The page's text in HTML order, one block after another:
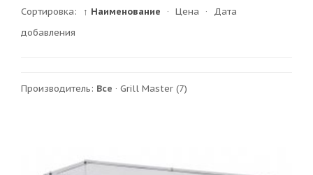
Сортировка: ↑ Наименование · Цена ·
Дата
добавления
Производитель: Все · Grill Master (7)